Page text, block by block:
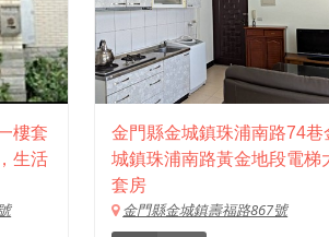
樓套
生活
金門縣金城鎮珠浦南路74巷
城鎮珠浦南路黃金地段電梯
套房
金門縣金城鎮壽福路867號